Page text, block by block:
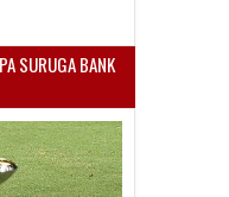
SURUGA BANK